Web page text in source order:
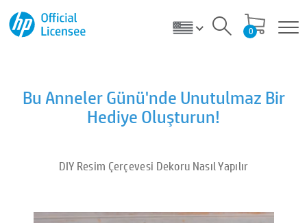
0
Bu Anneler Günü'nde Unutulmaz Bir
Hediye Oluşturun!
DIY Resim Çerçevesi Dekoru Nasıl Yapılır